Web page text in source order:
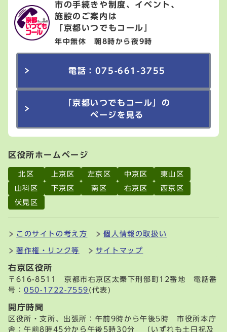
市の手続きや制度、イベント、
施設のご案内は
「京都いつでもコール」
年中無休 朝8時から夜9時
電話：075-661-3755
「京都いつでもコール」の
ページを見る
区役所ホームページ
北区 上京区 左京区 中京区
東山区
山科区
下京区 南区 右京区
西京区
伏見区
このサイトの考え方 個人情報の取扱い
著作権・リンク等 サイトマップ
右京区役所
〒616-8511 京都市右京区太秦下刑部町12番地 電話番
号：050-1722-7559 (代表)
開庁時間
区役所・支所、出張所：午前9時から午後5時 市役所本庁
舎：午前8時45分から午後5時30分 （いずれも土日祝及